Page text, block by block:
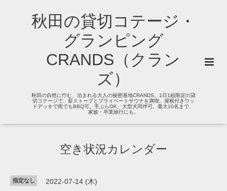
秋田の貸切コテージ・
グランピング
CRANDS（クラン
ズ）
秋田の自然に佇む、泊まれる大人の秘密基地CRANDS。1日1組限定の貸
切コテージで、薪ストーブとプライベートサウナを満喫。屋根付きウッ
ドデッキで雨でもBBQ可。手ぶらOK、大型犬同伴可。最大10名まで、
家族・卒業旅行にも。
空き状況カレンダー
指定なし 2022-07-14 (木)